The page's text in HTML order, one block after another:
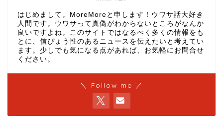
はじめまして。MoreMoreと申します！ウワサ話大好き
人間です。ウワサって真偽がわからないところがなんか
良いですよね。このサイトではなるべく多くの情報をも
とに、信ぴょう性のあるニュースを伝えたいと考えてい
ます。少しでも気になる点があれば、お気軽にお問合せ
ください。
＼ Follow me ／